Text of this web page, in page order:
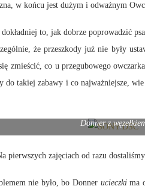
w końcu jest dużym i odważnym
to, jak dobrze poprowadzić psa
że przeszkody już nie były
zmieścić, co u przegubowego
takiej zabawy i co najważniejsze,
Donner z
zajęciach od razu dostaliśmy
nie było, bo Donner ucieczkima